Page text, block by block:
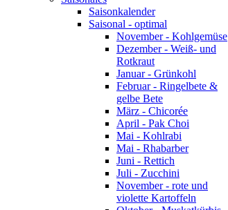
Saisonkalender
Saisonal - optimal
November - Kohlgemüse
Dezember - Weiß- und
Rotkraut
Januar - Grünkohl
Februar - Ringelbete &
gelbe Bete
März - Chicorée
April - Pak Choi
Mai - Kohlrabi
Mai - Rhabarber
Juni - Rettich
Juli - Zucchini
November - rote und
violette Kartoffeln